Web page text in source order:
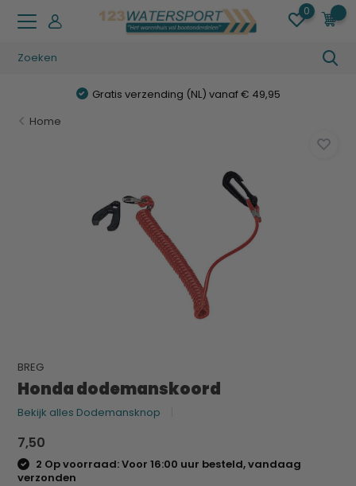
0
Gratis verzending (NL) vanaf € 49,95
Home
BREG
Honda dodemanskoord
Bekijk alles Dodemansknop
7,50
2 Op voorraad: Voor 16:00 uur besteld, vandaag
verzonden